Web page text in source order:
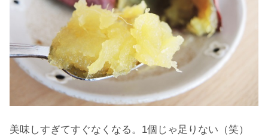
美味しすぎてすぐなくなる。1個じゃ足りない（笑）